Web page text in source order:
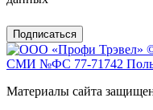
Подписаться
СМИ №ФС 77-71742
Материалы сайта